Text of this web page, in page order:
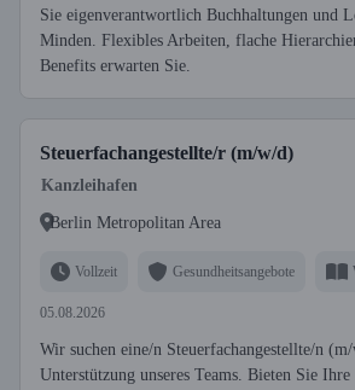
Sie eigenverantwortlich Buchhaltungen und
Minden. Flexibles Arbeiten, flache
Benefits erwarten Sie.
Steuerfachangestellte/r (m/w/d)
Kanzleihafen
Berlin Metropolitan Area
Vollzeit Gesundheitsangebote
05.08.2026
Wir suchen eine/n Steuerfachangestellte/n
Unterstützung unseres Teams. Bieten Sie